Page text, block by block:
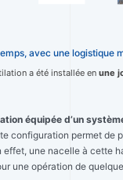
avec une logistique
a été installée en une
équipée d’un
configuration permet de
effet, une nacelle à cette
une opération de